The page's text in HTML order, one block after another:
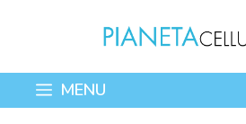
contenuto
MENU